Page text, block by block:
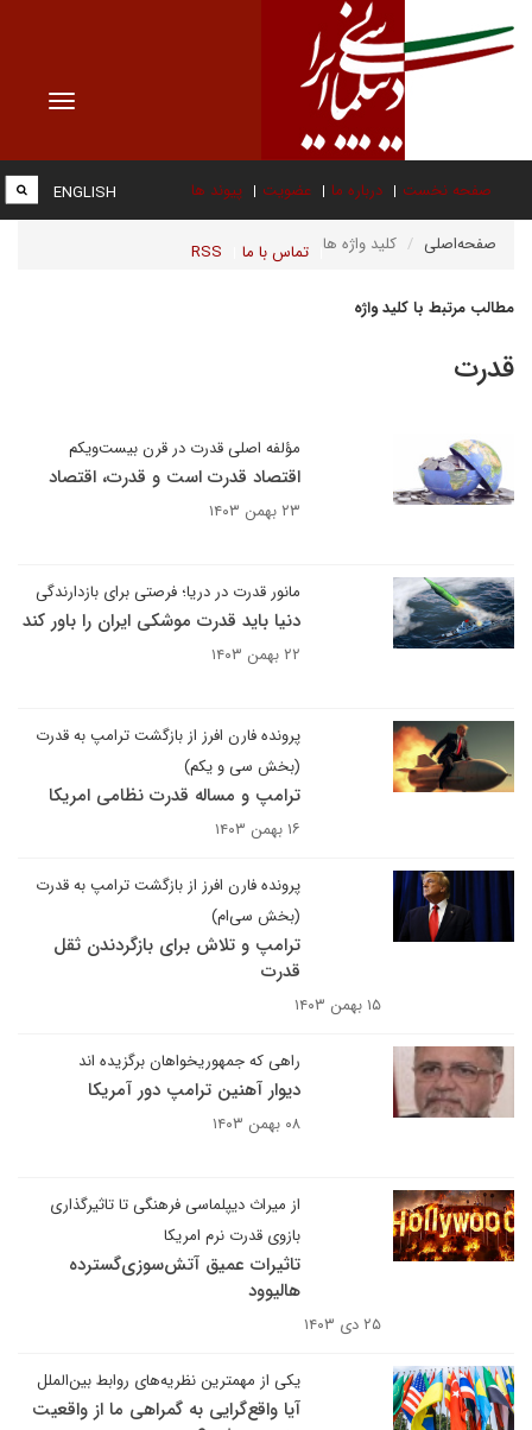
Toggle
صفحه نخست درباره ما عضویت پیوند ها
تماس با ما RSS
ENGLISH
صفحه‌اصلی کلید واژه ها
مطالب مرتبط با کلید واژه
قدرت
مؤلفه اصلی قدرت در قرن بیست‌ویکم
اقتصاد قدرت است و قدرت، اقتصاد
۲۳ بهمن ۱۴۰۳
مانور قدرت در دریا؛ فرصتی برای بازدارندگی
دنیا باید قدرت موشکی ایران را باور کند
۲۲ بهمن ۱۴۰۳
پرونده فارن افرز از بازگشت ترامپ به قدرت
(بخش سی‌ و یکم)
ترامپ و مساله قدرت نظامی امریکا
۱۶ بهمن ۱۴۰۳
پرونده فارن افرز از بازگشت ترامپ به قدرت
(بخش سی‌ام)
ترامپ و تلاش برای بازگردندن ثقل
قدرت
۱۵ بهمن ۱۴۰۳
راهی که جمهوریخواهان برگزیده اند
دیوار آهنین ترامپ دور آمریکا
۰۸ بهمن ۱۴۰۳
از میراث دیپلماسی فرهنگی تا تاثیرگذاری
بازوی قدرت نرم امریکا
تاثیرات عمیق آتش‌سوزی‌گسترده
هالیوود
۲۵ دی ۱۴۰۳
یکی از مهمترین نظریه‌های روابط بین‌الملل
آیا واقع‌گرایی به گمراهی ما از واقعیت